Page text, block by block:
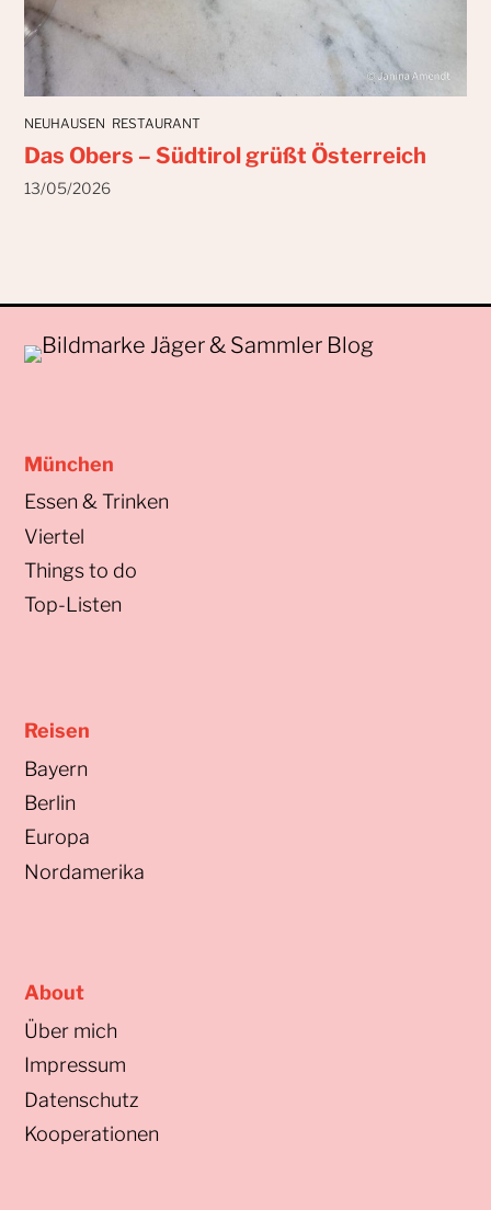
NEUHAUSEN RESTAURANT
Das Obers – Südtirol grüßt Österreich
13/05/2026
München
Essen & Trinken
Viertel
Things to do
Top-Listen
Reisen
Bayern
Berlin
Europa
Nordamerika
About
Über mich
Impressum
Datenschutz
Kooperationen